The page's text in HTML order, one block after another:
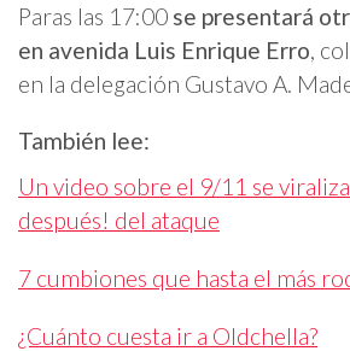
Paras las 17:00 se presentará
en avenida Luis Enrique Erro,
en la delegación Gustavo A.
También lee:
Un video sobre el 9/11 se
después! del ataque
7 cumbiones que hasta el más
¿Cuánto cuesta ir a Oldchella?